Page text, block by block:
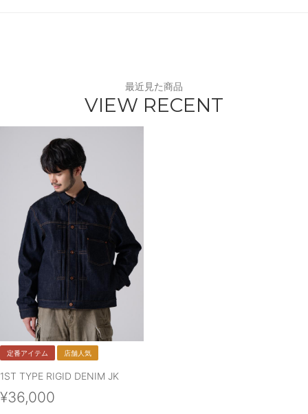
最近見た商品
VIEW RECENT
定番アイテム 店舗人気
1ST TYPE RIGID DENIM JK
¥36,000